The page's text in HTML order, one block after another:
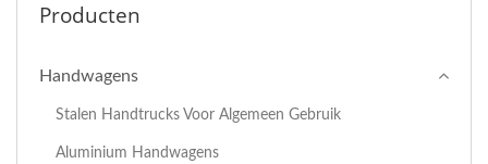
Producten
Handwagens
Stalen Handtrucks Voor Algemeen Gebruik
Aluminium Handwagens